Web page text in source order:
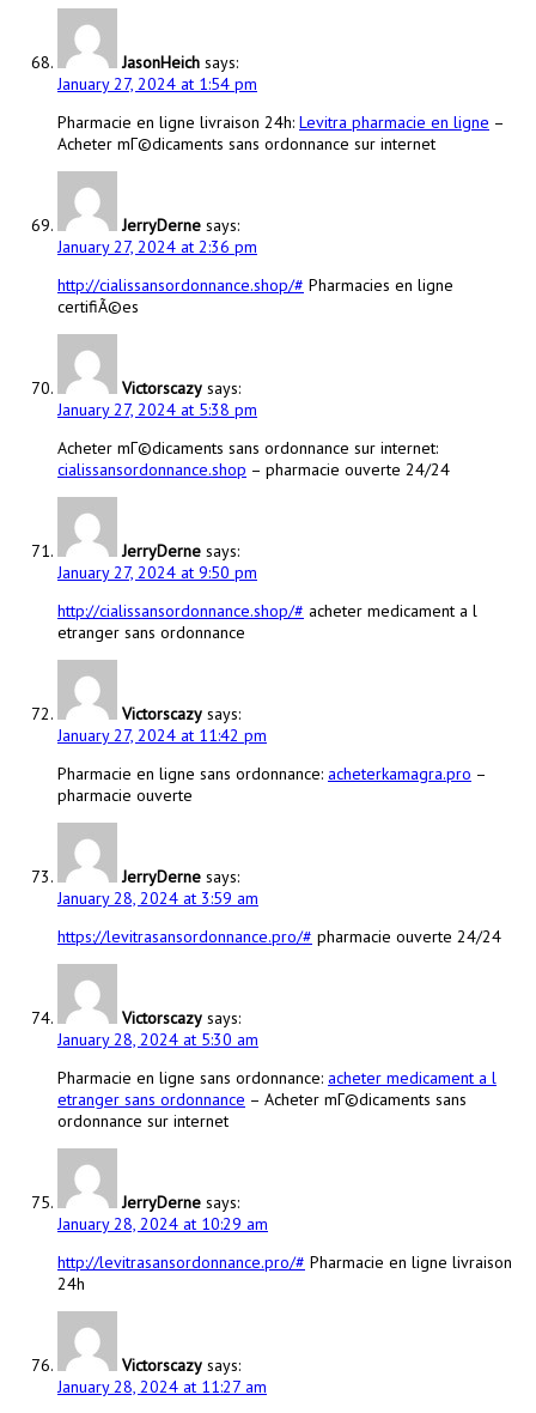
JasonHeich says:
January 27, 2024 at 1:54 pm
Pharmacie en ligne livraison 24h: Levitra pharmacie en ligne –
Acheter mГ©dicaments sans ordonnance sur internet
JerryDerne says:
January 27, 2024 at 2:36 pm
http://cialissansordonnance.shop/# Pharmacies en ligne
certifiÃ©es
Victorscazy says:
January 27, 2024 at 5:38 pm
Acheter mГ©dicaments sans ordonnance sur internet:
cialissansordonnance.shop – pharmacie ouverte 24/24
JerryDerne says:
January 27, 2024 at 9:50 pm
http://cialissansordonnance.shop/# acheter medicament a l
etranger sans ordonnance
Victorscazy says:
January 27, 2024 at 11:42 pm
Pharmacie en ligne sans ordonnance: acheterkamagra.pro –
pharmacie ouverte
JerryDerne says:
January 28, 2024 at 3:59 am
https://levitrasansordonnance.pro/# pharmacie ouverte 24/24
Victorscazy says:
January 28, 2024 at 5:30 am
Pharmacie en ligne sans ordonnance: acheter medicament a l
etranger sans ordonnance – Acheter mГ©dicaments sans
ordonnance sur internet
JerryDerne says:
January 28, 2024 at 10:29 am
http://levitrasansordonnance.pro/# Pharmacie en ligne livraison
24h
Victorscazy says:
January 28, 2024 at 11:27 am